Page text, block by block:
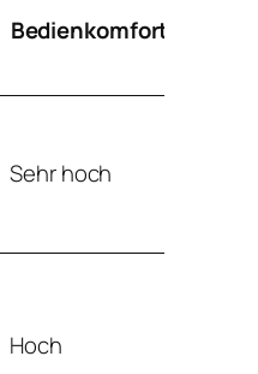
Bedienkomfort
Sehr hoch
Hoch